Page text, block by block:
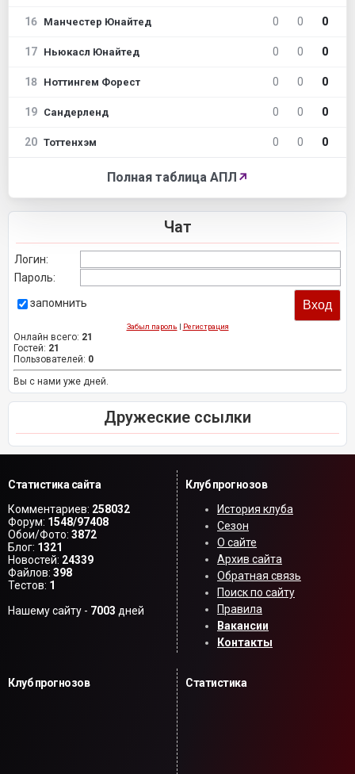
16 Манчестер Юнайтед 0 0 0
17 Ньюкасл Юнайтед 0 0 0
18 Ноттингем Форест 0 0 0
19 Сандерленд 0 0 0
20 Тоттенхэм 0 0 0
Полная таблица АПЛ ↗
Чат
Логин:
Пароль:
запомнить
Забыл пароль | Регистрация
Онлайн всего: 21
Гостей: 21
Пользователей: 0
Вы с нами уже дней.
Дружеские ссылки
Статистика сайта
Комментариев: 258032
Форум: 1548/97408
Обои/Фото: 3872
Блог: 1321
Новостей: 24339
Файлов: 398
Тестов: 1
Нашему сайту - 7003 дней
Клуб прогнозов
История клуба
Сезон
О сайте
Архив сайта
Обратная связь
Поиск по сайту
Правила
Вакансии
Контакты
Клуб прогнозов Статистика